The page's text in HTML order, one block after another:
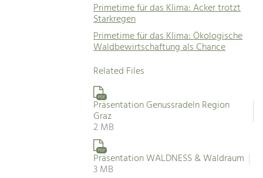
Primetime für das Klima: Acker trotzt
Starkregen
Primetime für das Klima: Ökologische
Waldbewirtschaftung als Chance
Related Files
PDF
Präsentation Genussradeln Region
Graz
2 MB
PDF
Präsentation WALDNESS & Waldraum
3 MB